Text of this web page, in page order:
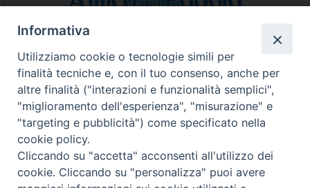
N.7/8 LUGLIO AGOSTO
N. 6 GIUGNO 2026
N°5 MAGGIO 2026
N° 4 APRILE 2026
Informativa
Utilizziamo cookie o tecnologie simili per
finalità tecniche e, con il tuo consenso, anche per
altre finalità ("interazioni e funzionalità semplici",
"miglioramento dell'esperienza", "misurazione" e
"targeting e pubblicità") come specificato nella
cookie policy.
Cliccando su "accetta" acconsenti all'utilizzo dei
cookie. Cliccando su "personalizza" puoi avere